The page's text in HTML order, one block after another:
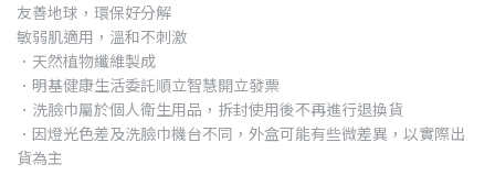
友善地球，環保好分解
敏弱肌適用，溫和不刺激
．天然植物纖維製成
．明基健康生活委託順立智慧開立發票
．洗臉巾屬於個人衛生用品，拆封使用後不再進行退換貨
．因燈光色差及洗臉巾機台不同，外盒可能有些微差異，以實際出
貨為主